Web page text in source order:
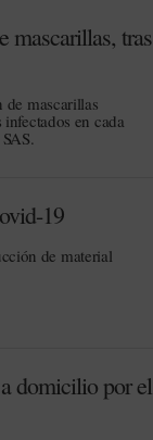
mascarillas, tras
mascarillas
en cada
19
de material
domicilio por el